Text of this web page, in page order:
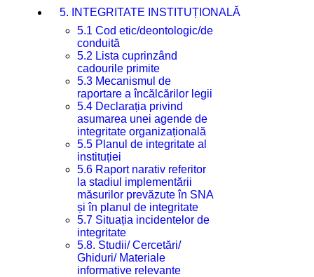
5. INTEGRITATE INSTITUȚIONALĂ
5.1 Cod etic/deontologic/de
conduită
5.2 Lista cuprinzând
cadourile primite
5.3 Mecanismul de
raportare a încălcărilor legii
5.4 Declarația privind
asumarea unei agende de
integritate organizațională
5.5 Planul de integritate al
instituției
5.6 Raport narativ referitor
la stadiul implementării
măsurilor prevăzute în SNA
și în planul de integritate
5.7 Situația incidentelor de
integritate
5.8. Studii/ Cercetări/
Ghiduri/ Materiale
informative relevante